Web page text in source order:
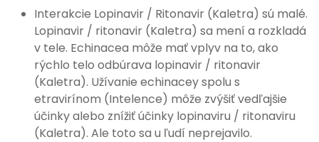
Interakcie Lopinavir / Ritonavir (Kaletra) sú malé.
Lopinavir / ritonavir (Kaletra) sa mení a rozkladá
v tele. Echinacea môže mať vplyv na to, ako
rýchlo telo odbúrava lopinavir / ritonavir
(Kaletra). Užívanie echinacey spolu s
etravirínom (Intelence) môže zvýšiť vedľajšie
účinky alebo znížiť účinky lopinaviru / ritonaviru
(Kaletra). Ale toto sa u ľudí neprejavilo.